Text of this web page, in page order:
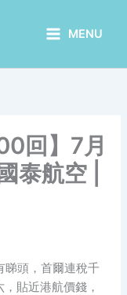
MENU
回】7月
泰航空 |
睇頭，首爾連稅千
貼近港航價錢，